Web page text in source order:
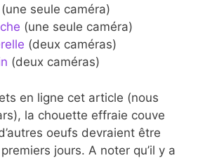
(une seule caméra)
(une seule caméra)
(deux caméras)
(deux caméras)
en ligne cet article (nous
la chouette effraie couve
oeufs devraient être
jours. A noter qu’il y a